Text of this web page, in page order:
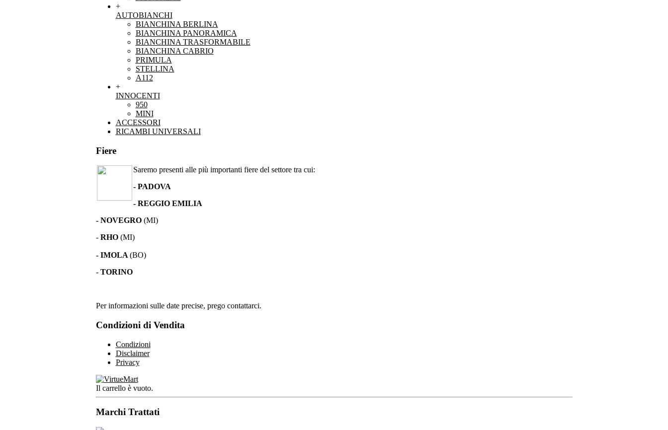
+
AUTOBIANCHI
BIANCHINA BERLINA
BIANCHINA PANORAMICA
BIANCHINA TRASFORMABILE
BIANCHINA CABRIO
PRIMULA
STELLINA
A112
+
INNOCENTI
950
MINI
ACCESSORI
RICAMBI UNIVERSALI
Fiere
Saremo presenti alle più importanti fiere del settore tra cui:
- PADOVA
- REGGIO EMILIA
- NOVEGRO(MI)
-RHO (MI)
- IMOLA (BO)
- TORINO
Per informazioni sulle date precise, prego contattarci.
Condizioni di Vendita
Condizioni
Disclaimer
Privacy
Il carrello è vuoto.
Marchi Trattati